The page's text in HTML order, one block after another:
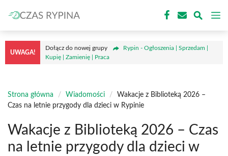
do
treści
UWAGA!
Dołącz do nowej grupy
Rypin - Ogłoszenia | Sprzedam |
Kupię | Zamienię | Praca
Strona główna / Wiadomości /
Wakacje z Biblioteką 2026 –
Czas na letnie przygody dla dzieci w Rypinie
Wakacje z Biblioteką 2026 – Czas
na letnie przygody dla dzieci w